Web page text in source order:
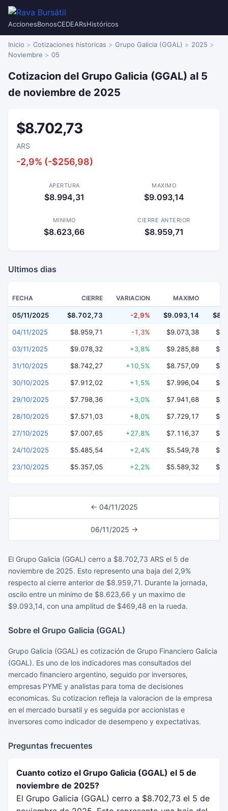
AccionesBonosCEDEARsHistóricos
Inicio Cotizaciones historicas Grupo Galicia (GGAL)
2025
Noviembre
05
Cotizacion del Grupo Galicia (GGAL) al 5
de noviembre de 2025
$8.702,73
ARS
-2,9% (-$256,98)
APERTURA
$8.994,31
MAXIMO
$9.093,14
MINIMO
$8.623,66
CIERRE ANTERIOR
$8.959,71
Ultimos dias
FECHA CIERRE VARIACION MAXIMO
05/11/2025 $8.702,73 -2,9% $9.093,14
04/11/2025 $8.959,71 -1,3% $9.073,38
03/11/2025 $9.078,32 +3,8% $9.285,88
31/10/2025 $8.742,27 +10,5% $8.757,09
30/10/2025 $7.912,02 +1,5% $7.996,04
29/10/2025 $7.798,36 +3,0% $7.941,68
28/10/2025 $7.571,03 +8,0% $7.729,17
27/10/2025 $7.007,65 +27,8% $7.116,37
24/10/2025 $5.485,54 +2,4% $5.549,78
23/10/2025 $5.357,05 +2,2% $5.589,32
← 04/11/2025
06/11/2025 →
El Grupo Galicia (GGAL) cerro a $8.702,73 ARS el 5 de
noviembre de 2025. Esto represento una baja del 2,9%
respecto al cierre anterior de $8.959,71. Durante la jornada,
oscilo entre un minimo de $8.623,66 y un maximo de
$9.093,14, con una amplitud de $469,48 en la rueda.
Sobre el Grupo Galicia (GGAL)
Grupo Galicia (GGAL) es cotización de Grupo Financiero Galicia
(GGAL). Es uno de los indicadores mas consultados del
mercado financiero argentino, seguido por inversores,
empresas PYME y analistas para toma de decisiones
economicas. Su cotizacion refleja la valoracion de la empresa
en el mercado bursatil y es seguida por accionistas e
inversores como indicador de desempeno y expectativas.
Preguntas frecuentes
Cuanto cotizo el Grupo Galicia (GGAL) el 5 de
noviembre de 2025?
El Grupo Galicia (GGAL) cerro a $8.702,73 el 5 de